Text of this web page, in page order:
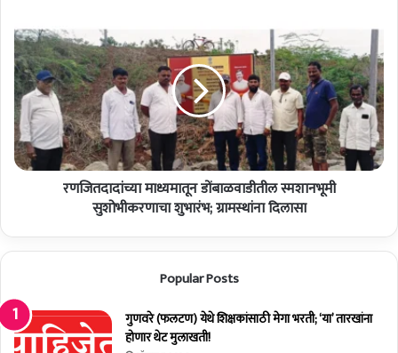
वे
'
उ
ड्डा
ण
'
!
श
ग
णा
र
न
ण
जि
त
दा
दां
च्या
मा
ध्य
डों
वा
डी
ती
रणजितदादांच्या माध्यमातून डोंबाळवाडीतील स्मशानभूमी
सुशोभीकरणाचा शुभारंभ; ग्रामस्थांना दिलासा
Popular Posts
गुणवरे (फलटण) येथे शिक्षकांसाठी मेगा भरती; ‘या’ तारखांना
होणार थेट मुलाखती!